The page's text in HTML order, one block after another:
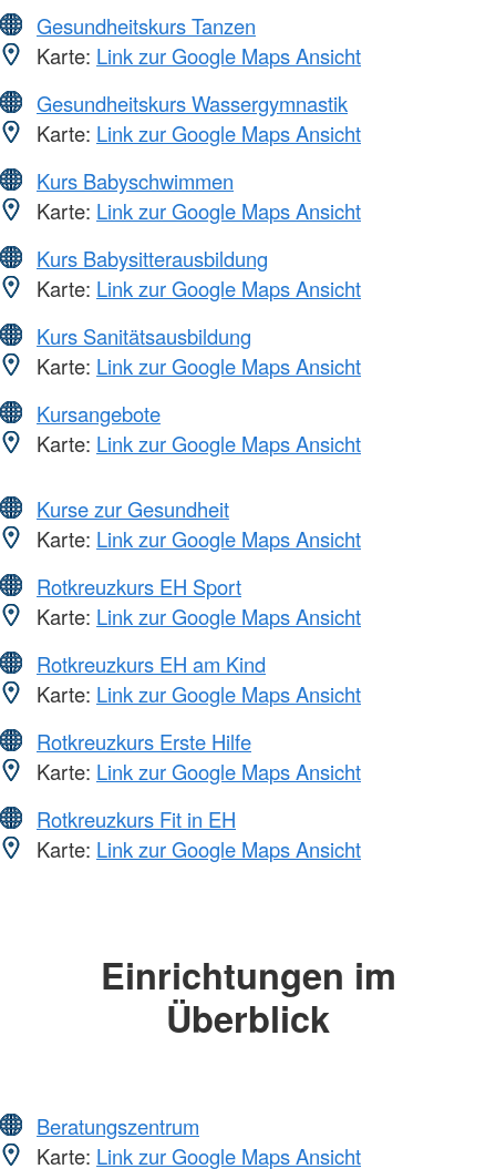
Gesundheitskurs Tanzen
Karte: Link zur Google Maps Ansicht
Gesundheitskurs Wassergymnastik
Karte: Link zur Google Maps Ansicht
Kurs Babyschwimmen
Karte: Link zur Google Maps Ansicht
Kurs Babysitterausbildung
Karte: Link zur Google Maps Ansicht
Kurs Sanitätsausbildung
Karte: Link zur Google Maps Ansicht
Kursangebote
Karte: Link zur Google Maps Ansicht
Kurse zur Gesundheit
Karte: Link zur Google Maps Ansicht
Rotkreuzkurs EH Sport
Karte: Link zur Google Maps Ansicht
Rotkreuzkurs EH am Kind
Karte: Link zur Google Maps Ansicht
Rotkreuzkurs Erste Hilfe
Karte: Link zur Google Maps Ansicht
Rotkreuzkurs Fit in EH
Karte: Link zur Google Maps Ansicht
Einrichtungen im
Überblick
Beratungszentrum
Karte: Link zur Google Maps Ansicht